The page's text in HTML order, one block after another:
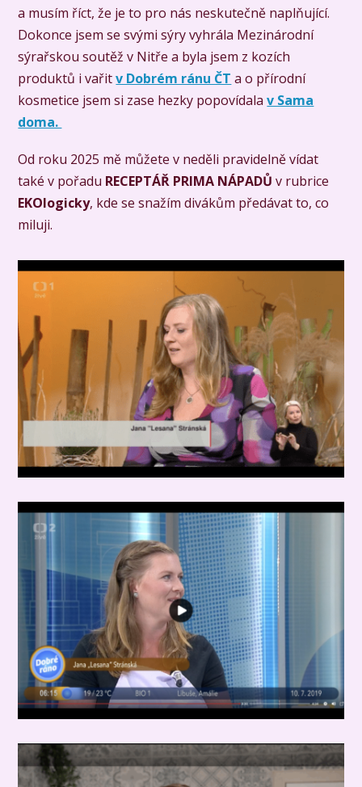
a musím říct, že je to pro nás neskutečně naplňující.
Dokonce jsem se svými sýry vyhrála Mezinárodní
sýrařskou soutěž v Nitře a byla jsem z kozích
produktů i vařitv Dobrém ránu ČT a o přírodní
kosmetice jsem si zase hezky popovídalav Sama
doma.
Od roku 2025 mě můžete v neděli pravidelně vídat
také v pořadu RECEPTÁŘ PRIMA NÁPADŮ v rubrice
EKOlogicky, kde se snažím divákům předávat to, co
miluji.